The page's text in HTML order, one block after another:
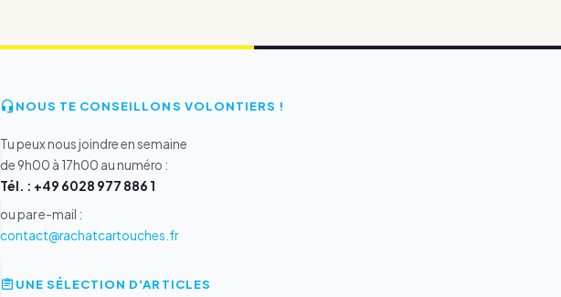
NOUS TE CONSEILLONS VOLONTIERS !
Tu peux nous joindre en semaine
de 9h00 à 17h00 au numéro :
Tél. : +49 6028 977 886 1
ou par e-mail :
contact@rachatcartouches.fr
UNE SÉLECTION D'ARTICLES